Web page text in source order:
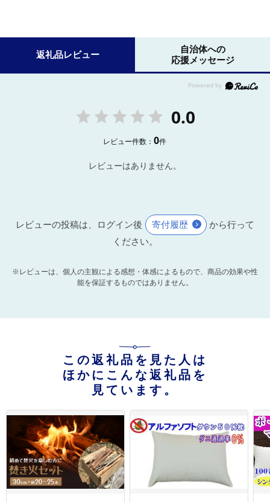
返礼品レビュー
自治体への
応援メッセージ
0.0
レビュー件数：0件
レビューはありません。
レビューの投稿は、ログイン後 寄付履歴
から行って
ください。
※レビューは、個人の主観による感想・体感によるもので、商品の効果や性
能を保証するものではありません。
この返礼品を見た人は
ほかにこんな返礼品を
見ています。